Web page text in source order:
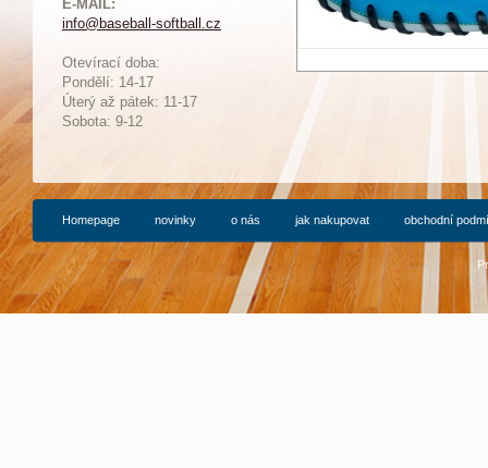
E-MAIL:
info@baseball-softball.cz
Otevírací doba:
Pondělí: 14-17
Úterý až pátek: 11-17
Sobota: 9-12
Homepage novinky o nás jak nakupovat obchodní